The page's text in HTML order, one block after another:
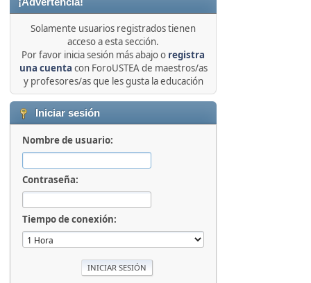
Solamente usuarios registrados tienen
acceso a esta sección.
Por favor inicia sesión más abajo o registra
una cuenta con ForoUSTEA de maestros/as
y profesores/as que les gusta la educación
Iniciar sesión
Nombre de usuario:
Contraseña:
Tiempo de conexión: